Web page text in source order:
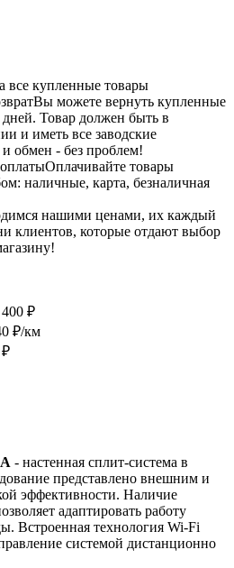
все купленные товары
Вы можете вернуть купленные
Товар должен быть в
и иметь все заводские
обмен - без проблем!
Оплачивайте товары
наличные, карта, безналичная
нашими ценами, их каждый
клиентов, которые отдают выбор
₽
₽/км
₽
- настенная сплит-система в
представлено внешним и
эффективности. Наличие
адаптировать работу
Встроенная технология Wi-Fi
системой дистанционно